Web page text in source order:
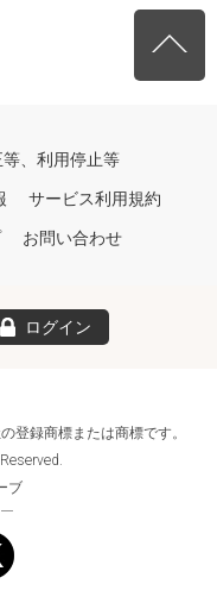
、利用停止等
サービス利用規約
お問い合わせ
ログイン
登録商標または商標です。
ブ